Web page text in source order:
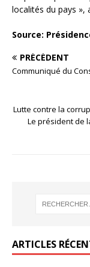
localités du pays »,
Source:
PRÉCÉDENT
Communiqué du
Lutte contre la
Le président de
ARTICLES